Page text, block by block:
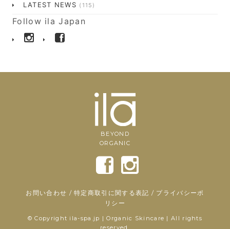
LATEST NEWS (115)
Follow ila Japan
BEYOND
ORGANIC
お問い合わせ /特定商取引に関する表記 / プライバシーポ
リシー
© Copyright ila-spa.jp | Organic Skincare | All rights
reserved.